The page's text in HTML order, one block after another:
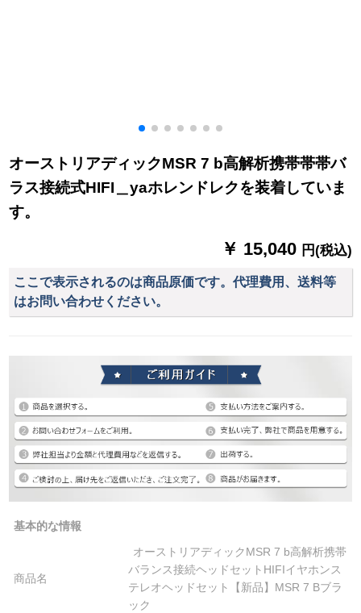
オーストリアディックMSR 7 b高解析携帯帯帯バ
ラス接続式HIFI＿yaホレンドレクを装着していま
す。
￥ 15,040 円(税込)
ここで表示されるのは商品原価です。代理費用、送料等
はお問い合わせください。
基本的な情報
商品名
オーストリアディックMSR 7 b高解析携帯
バランス接続ヘッドセットHIFIイヤホンス
テレオヘッドセット【新品】MSR 7 Bブラ
ック